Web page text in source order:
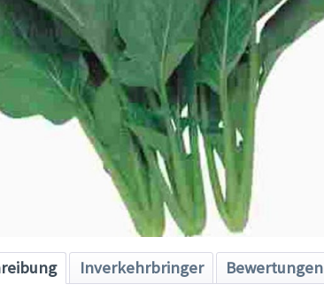
Inverkehrbringer Bewertungen